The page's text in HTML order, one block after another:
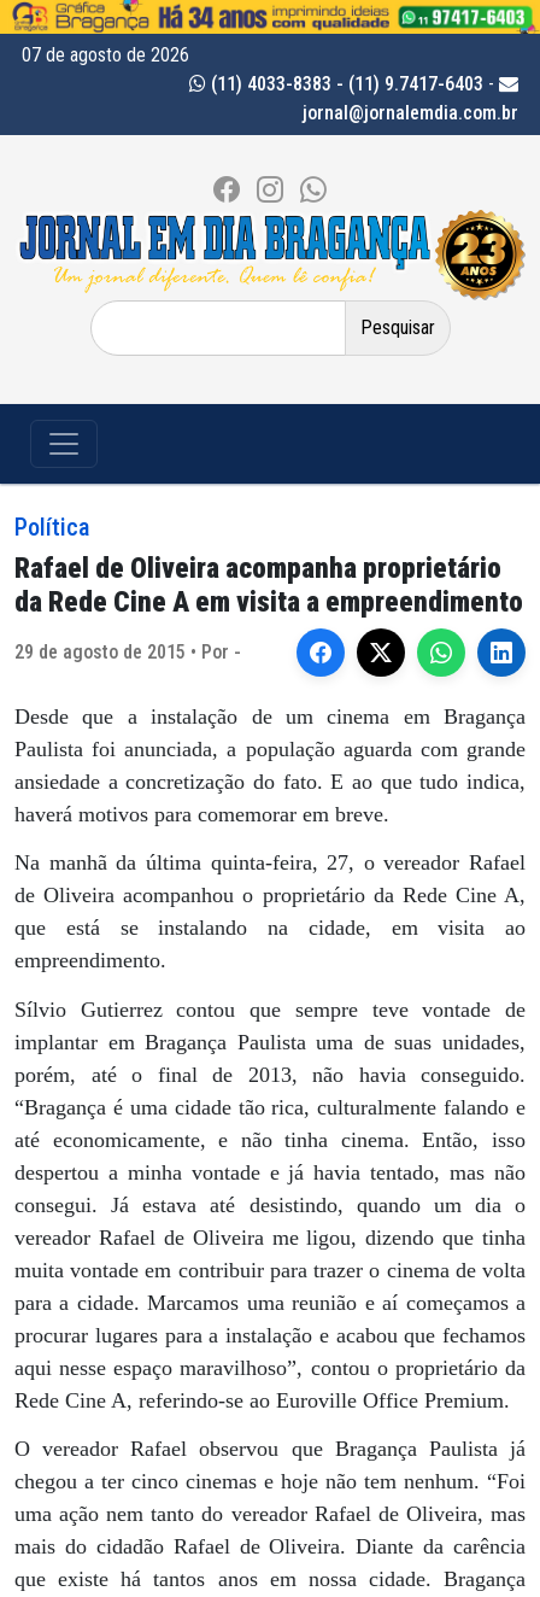
07 de agosto de 2026
(11) 4033-8383 - (11) 9.7417-6403 -
jornal@jornalemdia.com.br
Pesquisar
por:
Política
Rafael de Oliveira acompanha proprietário
da Rede Cine A em visita a empreendimento
29 de agosto de 2015 • Por -
Desde que a instalação de um cinema em Bragança
Paulista foi anunciada, a população aguarda com grande
ansiedade a concretização do fato. E ao que tudo indica,
haverá motivos para comemorar em breve.
Na manhã da última quinta-feira, 27, o vereador Rafael
de Oliveira acompanhou o proprietário da Rede Cine A,
que está se instalando na cidade, em visita ao
empreendimento.
Sílvio Gutierrez contou que sempre teve vontade de
implantar em Bragança Paulista uma de suas unidades,
porém, até o final de 2013, não havia conseguido.
“Bragança é uma cidade tão rica, culturalmente falando e
até economicamente, e não tinha cinema. Então, isso
despertou a minha vontade e já havia tentado, mas não
consegui. Já estava até desistindo, quando um dia o
vereador Rafael de Oliveira me ligou, dizendo que tinha
muita vontade em contribuir para trazer o cinema de volta
para a cidade. Marcamos uma reunião e aí começamos a
procurar lugares para a instalação e acabou que fechamos
aqui nesse espaço maravilhoso”, contou o proprietário da
Rede Cine A, referindo-se ao Euroville Office Premium.
O vereador Rafael observou que Bragança Paulista já
chegou a ter cinco cinemas e hoje não tem nenhum. “Foi
uma ação nem tanto do vereador Rafael de Oliveira, mas
mais do cidadão Rafael de Oliveira. Diante da carência
que existe há tantos anos em nossa cidade. Bragança